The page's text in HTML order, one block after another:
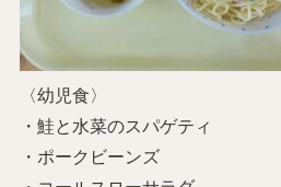
〈幼児食〉
・鮭と水菜のスパゲティ
・ポークビーンズ